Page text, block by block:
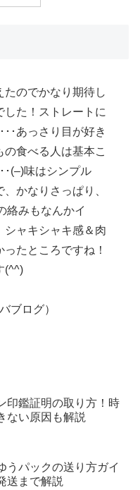
たのでかなり期待し
した！ストレートに
･あっさり目が好き
食べる人は基本こ
･(–)味はシンプル
かなりさっぱり、
絡みもなんかイ
シャキシャキ感＆肉
たところですね！
(^^)
ブログ）
印鑑証明の取り方！時
ない原因も解説
うパックの送り方ガイ
送まで解説